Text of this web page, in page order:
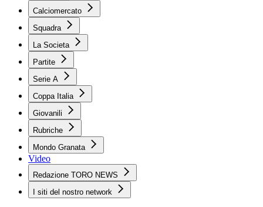
Calciomercato
Squadra
La Societa
Partite
Serie A
Coppa Italia
Giovanili
Rubriche
Mondo Granata
Video
Redazione TORO NEWS
I siti del nostro network